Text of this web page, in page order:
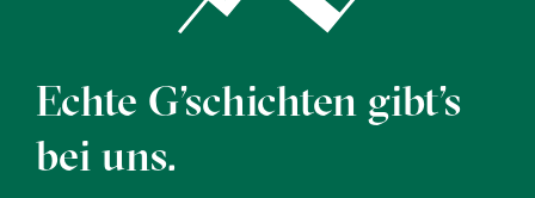
Echte G’schichten gibt’s
bei uns.